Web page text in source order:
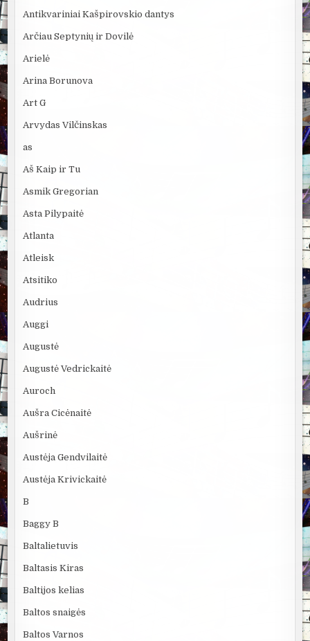
Antikvariniai Kašpirovskio dantys
Arčiau Septynių ir Dovilė
Arielė
Arina Borunova
Art G
Arvydas Vilčinskas
as
Aš Kaip ir Tu
Asmik Gregorian
Asta Pilypaitė
Atlanta
Atleisk
Atsitiko
Audrius
Auggi
Augustė
Augustė Vedrickaitė
Auroch
Aušra Cicėnaitė
Aušrinė
Austėja Gendvilaitė
Austėja Krivickaitė
B
Baggy B
Baltalietuvis
Baltasis Kiras
Baltijos kelias
Baltos snaigės
Baltos Varnos